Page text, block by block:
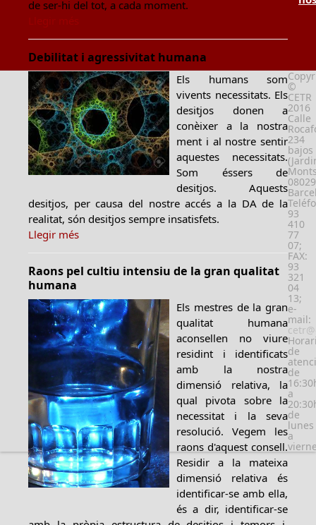
de ser-hi del tot, a cada moment.
Debilitat i agressivitat humana
Els humans som
vivents necessitats. Els
desitjos donen a
conèixer a la nostra
ment i al nostre sentir
aquestes necessitats.
Som éssers de
desitjos. Aquests
desitjos, per causa del nostre accés a la DA de la
realitat, són desitjos sempre insatisfets.
Llegir més
Raons pel cultiu intensiu de la gran qualitat
humana
Els mestres de la gran
qualitat humana
aconsellen no viure
residint i identificats
amb la nostra
dimensió relativa, la
qual pivota sobre la
necessitat i la seva
resolució. Vegem les
raons d'aquest consell.
Residir a la mateixa
dimensió relativa és
identificar-se amb ella,
és a dir, identificar-se
©
CETR
2016
Calle
234
bajos
08029
93
410
77
07;
FAX:
93
321
04
13;
e-
mail:
de
de
a
de
lunes
a